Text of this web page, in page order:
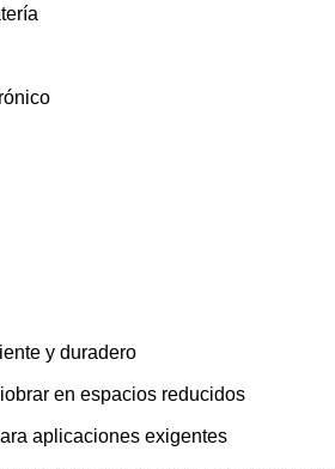
y duradero
en espacios reducidos
aplicaciones exigentes